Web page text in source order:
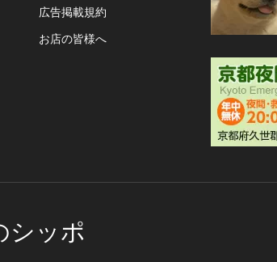
広告掲載規約
お店の皆様へ
シッポ